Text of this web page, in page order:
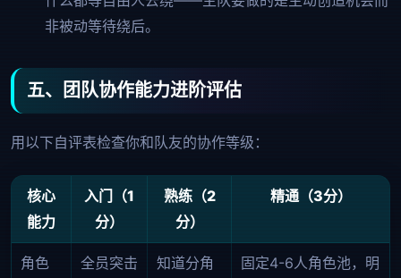
非被动等待绕后。
五、团队协作能力进阶评估
用以下自评表检查你和队友的协作等级：
核心
能力
入门（1
分）
熟练（2
分）
精通（3分）
角色
全员突击
知道分角
固定4-6人角色池，明